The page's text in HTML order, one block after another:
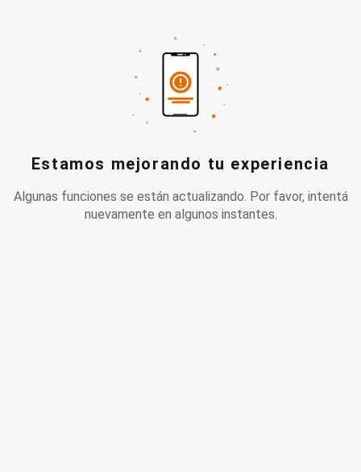
Estamos mejorando tu experiencia
Algunas funciones se están actualizando. Por favor, intentá
nuevamente en algunos instantes.